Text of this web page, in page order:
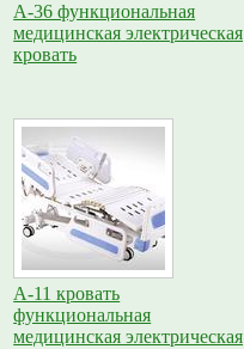
A-36 функциональная
медицинская электрическая
кровать
A-11 кровать
функциональная
медицинская электрическая